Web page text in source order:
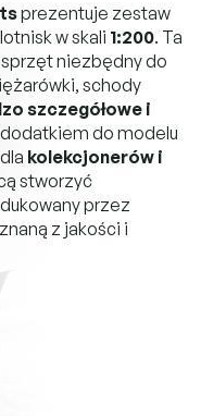
prezentuje zestaw
w skali 1:200. Ta
niezbędny do
schody
szczegółowe i
dodatkiem do modelu
kolekcjonerów i
stworzyć
przez
z jakości i